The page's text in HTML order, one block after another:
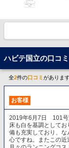
ハビテ国立の口コ
全2件の口コミ があります
お客様
2019年6月7日 101号
床も白を基調として
備も充実しており、
心ですね。またこの近